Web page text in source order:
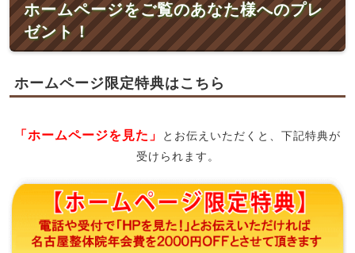
ホームページをご覧のあなた様へのプレ
ゼント！
ホームページ限定特典はこちら
「ホームページを見た」
とお伝えいただくと、下記特典が
受けられます。